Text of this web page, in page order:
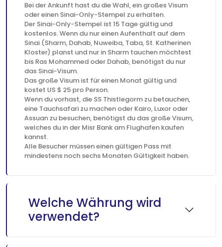
Bei der Ankunft hast du die Wahl, ein großes Visum
oder einen Sinai-Only-Stempel zu erhalten.
Der Sinai-Only-Stempel ist 15 Tage gültig und
kostenlos. Wenn du nur einen Aufenthalt auf dem
Sinai (Sharm, Dahab, Nuweiba, Taba, St. Katherinen
Kloster) planst und nur in Sharm tauchen möchtest
bis Ras Mohammed oder Dahab, benötigst du nur
das Sinai-Visum.
Das große Visum ist für einen Monat gültig und
kostet US $ 25 pro Person.
Wenn du vorhast, die SS Thistlegorm zu betauchen,
eine Tauchsafari zu machen oder Kairo, Luxor oder
Assuan zu besuchen, benötigst du das große Visum,
welches du in der Misr Bank am Flughafen kaufen
kannst.
Alle Besucher müssen einen gültigen Pass mit
mindestens noch sechs Monaten Gültigkeit haben.
Welche Währung wird
verwendet?